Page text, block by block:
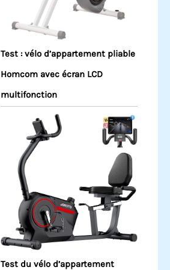
Test : vélo d’appartement pliable
Homcom avec écran LCD
multifonction
Test du vélo d’appartement